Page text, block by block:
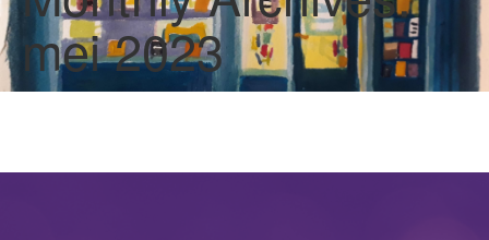
Algemeen
Verkoop op locatie
Voor Medewerkers en Relaties
Verhuur
mei 2023